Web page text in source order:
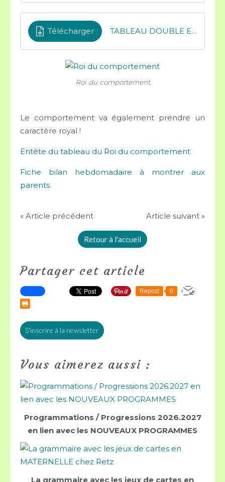
Télécharger TABLEAU DOUBLE ENTREE POUR RESPONSABILITES
Roi du comportement
Le comportement va également prendre un
caractère royal !
Entête du tableau du Roi du comportement
Fiche bilan hebdomadaire à montrer aux
parents
« Article précédent Article suivant »
Retour à l'accueil
Partager cet article
Repost 0
S'inscrire à la newsletter
Vous aimerez aussi :
Programmations / Progressions 2026.2027
en lien avec les NOUVEAUX PROGRAMMES
La grammaire avec les jeux de cartes en